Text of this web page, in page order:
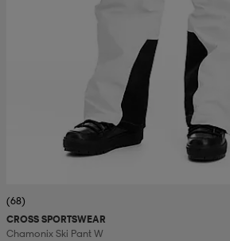
(68)
CROSS SPORTSWEAR
Chamonix Ski Pant W